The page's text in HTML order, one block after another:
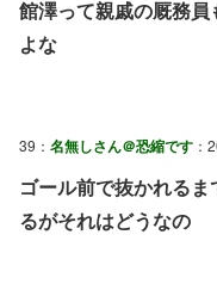
館澤って親戚の厩務
よな
39： 名無しさん＠恐縮です ：
ゴール前で抜かれる
るがそれはどうなの